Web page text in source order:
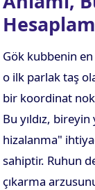
Gök kubbenin
o ilk parlak taş
bir koordinat
Bu yıldız,
hizalanma"
sahiptir. Ruhun
çıkarma